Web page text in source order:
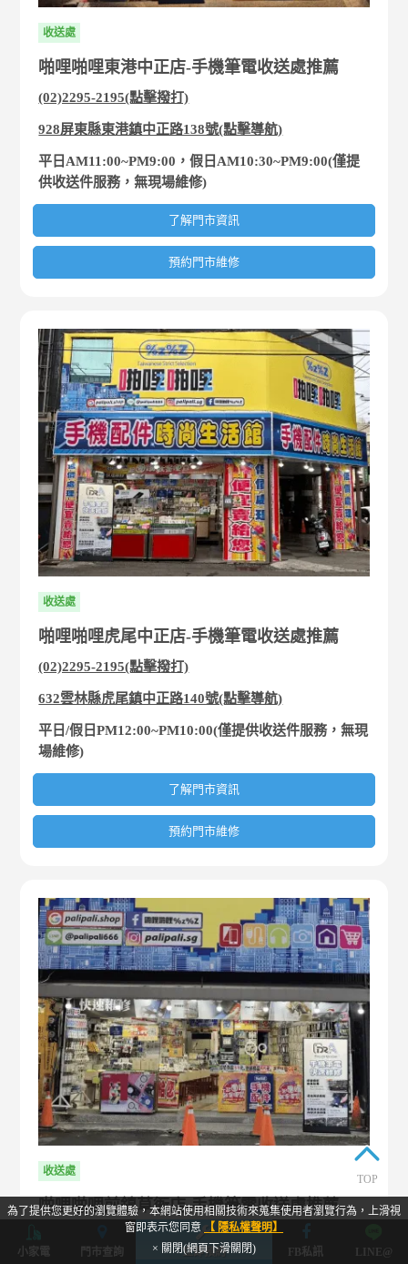
收送處
啪哩啪哩東港中正店-手機筆電收送處推薦
(02)2295-2195(點擊撥打)
928屏東縣東港鎮中正路138號(點擊導航)
平日AM11:00~PM9:00，假日AM10:30~PM9:00(僅提
供收送件服務，無現場維修)
了解門市資訊
預約門市維修
收送處
啪哩啪哩虎尾中正店-手機筆電收送處推薦
(02)2295-2195(點擊撥打)
632雲林縣虎尾鎮中正路140號(點擊導航)
平日/假日PM12:00~PM10:00(僅提供收送件服務，無現
場維修)
了解門市資訊
預約門市維修
收送處
啪哩啪哩前鎮草衙店-手機筆電收送處推薦
(02)2295-2195(點擊撥打)
小家電 門市查詢 立即預約 FB私訊 LINE@
為了提供您更好的瀏覽體驗，本網站使用相關技術來蒐集使用者瀏覽行為，上滑視
窗即表示您同意 【 隱私權聲明】
× 關閉(網頁下滑關閉)
TOP